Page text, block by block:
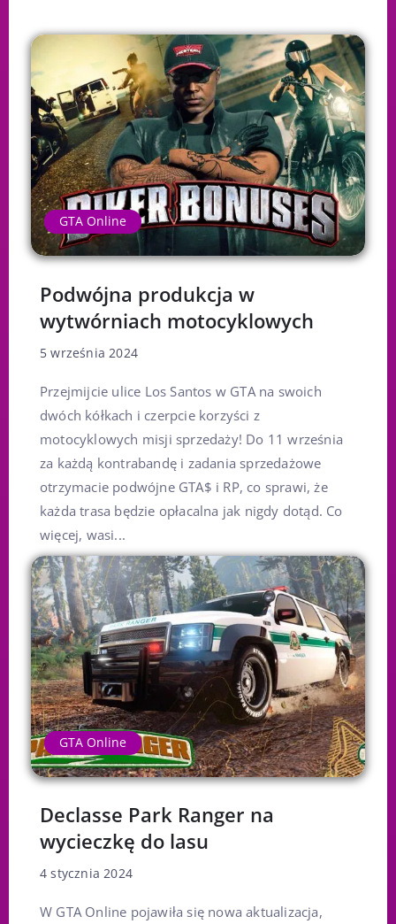
GTA Online
Podwójna produkcja w
wytwórniach motocyklowych
5 września 2024
Przejmijcie ulice Los Santos w GTA na swoich
dwóch kółkach i czerpcie korzyści z
motocyklowych misji sprzedaży! Do 11 września
za każdą kontrabandę i zadania sprzedażowe
otrzymacie podwójne GTA$ i RP, co sprawi, że
każda trasa będzie opłacalna jak nigdy dotąd. Co
więcej, wasi...
GTA Online
Declasse Park Ranger na
wycieczkę do lasu
4 stycznia 2024
W GTA Online pojawiła się nowa aktualizacja,